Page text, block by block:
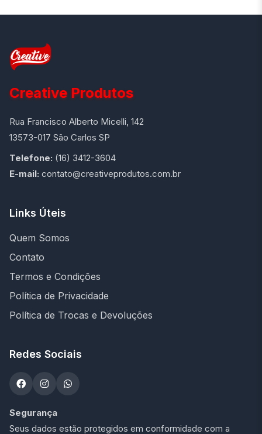
Creative Produtos
Rua Francisco Alberto Micelli, 142
13573-017 São Carlos SP
Telefone: (16) 3412-3604
E-mail: contato@creativeprodutos.com.br
Links Úteis
Quem Somos
Contato
Termos e Condições
Política de Privacidade
Política de Trocas e Devoluções
Redes Sociais
Segurança
Seus dados estão protegidos em conformidade com a